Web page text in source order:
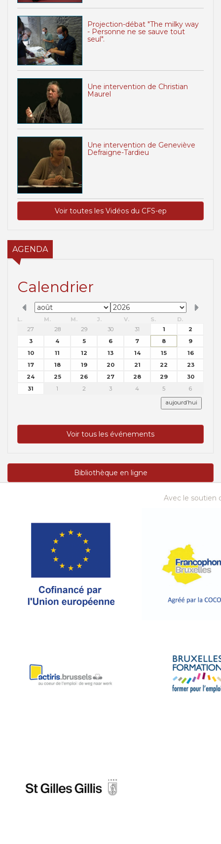
Projection-débat "The milky way
- Personne ne se sauve tout
seul".
Une intervention de Christian
Maurel
Une intervention de Geneviève
Defraigne-Tardieu
Voir toutes les Vidéos du CFS-ep
AGENDA
Calendrier
L. M. M. J. V. S.
D.
27
28 29 30 31 1
2
3
4 5 6 7 8
9
10
11 12 13 14 15
16
17
18 19 20 21 22
23
24
25 26 27 28 29
30
31
1 2 3 4 5 6
aujourd’hui
Voir tous les événements
Bibliothèque en ligne
Avec le soutien